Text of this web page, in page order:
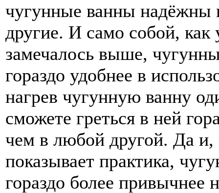
чугунные ванны надёжны
другие. И само собой, как
замечалось выше,
гораздо удобнее в
нагрев чугунную ванну
сможете греться в ней
чем в любой другой. Да и,
показывает практика,
гораздо более привычнее